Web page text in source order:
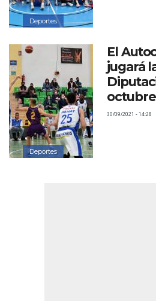
Deportes
Deportes
El
jugará
octubre
30/09/2021 - 14:28